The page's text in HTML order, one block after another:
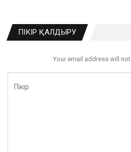
ПІКІР ҚАЛДЫРУ
Your email address will